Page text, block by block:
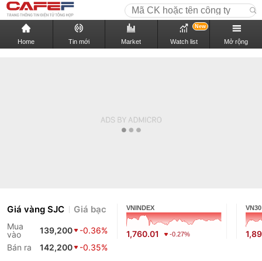
Home Tin mới Market Watch list
New
Mở rộng
Giá vàng SJC Giá bạc
Mua
vào
139,200
-0.36%
Bán ra
142,200 -0.35%
VNINDEX
1,760.01 -0.27%
VN30